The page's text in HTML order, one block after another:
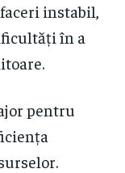
instabil,
în a
pentru